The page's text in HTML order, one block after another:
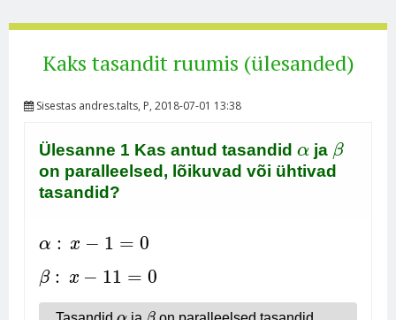
Kaks tasandit ruumis (ülesanded)
Sisestas andres.talts, P, 2018-07-01 13:38